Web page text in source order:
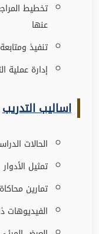
تخطيط
عنها
تنفيذ
إدارة عملية
اساليب التدريب
الحالات
تمثيل الأدوار
تمارين
الفيديوهات